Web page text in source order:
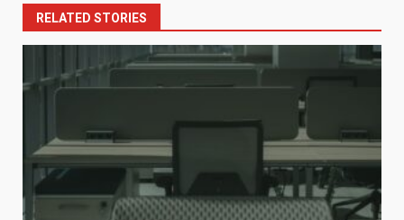
RELATED STORIES